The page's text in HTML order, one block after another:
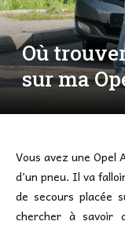
Où
sur ma
Vous avez une Opel
d’un pneu. Il va
de secours placée
chercher à savoir